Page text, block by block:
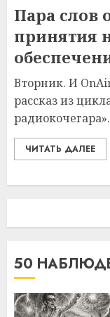
Пара слов
принятия
Вторник. И
рассказ из
ЧИТАТЬ ДАЛЕЕ
50